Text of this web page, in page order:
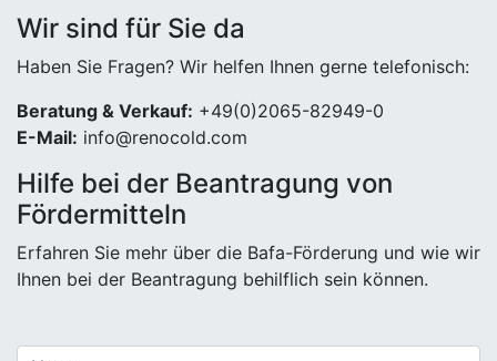
Wir sind für Sie da
Haben Sie Fragen? Wir helfen Ihnen gerne telefonisch:
Beratung & Verkauf: +49(0)2065-82949-0
E-Mail: info@renocold.com
Hilfe bei der Beantragung von
Fördermitteln
Erfahren Sie mehr über die Bafa-Förderung und wie wir
Ihnen bei der Beantragung behilflich sein können.